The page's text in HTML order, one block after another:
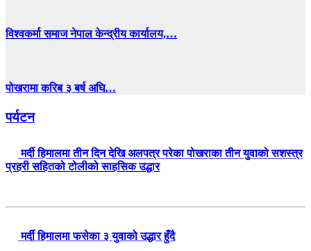
विश्वकर्मा समाज नेपाल केन्द्रीय कार्यालय,…
पोखरामा करिब ३ बर्ष अघि…
पर्यटन
मर्दी हिमालमा तीन दिन देखि अलपत्र परेका पोखराका तीन युवाको सशस्त्र
प्रहरी सहितको टोलीको साहसिक उद्धार
मर्दी हिमालमा फसेका ३ युवाको उद्धार हुँदै